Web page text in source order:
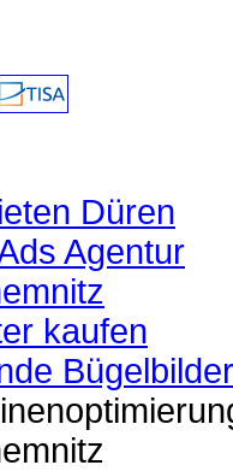
Düren
Agentur
kaufen
Bügelbilder